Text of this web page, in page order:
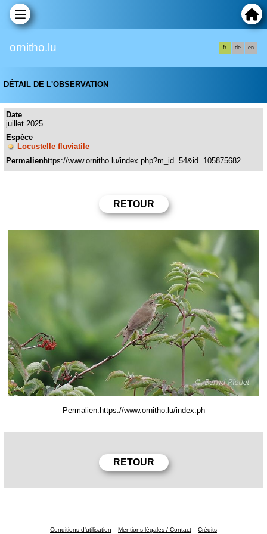
ornitho.lu fr de en
DÉTAIL DE L'OBSERVATION
Date
juillet 2025
Espèce
Locustelle fluviatile
Permalien
Permalien:
Conditions d'utilisation Mentions légales / Contact Crédits